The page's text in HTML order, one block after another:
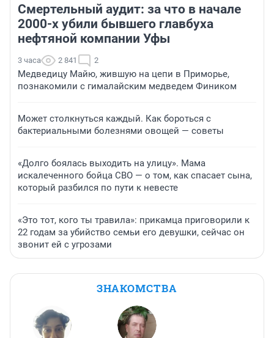
Смертельный аудит: за что в начале
2000-х убили бывшего главбуха
нефтяной компании Уфы
3 часа 2 841 2
Медведицу Майю, жившую на цепи в Приморье,
познакомили с гималайским медведем Фиником
Может столкнуться каждый. Как бороться с
бактериальными болезнями овощей — советы
«Долго боялась выходить на улицу». Мама
искалеченного бойца СВО — о том, как спасает сына,
который разбился по пути к невесте
«Это тот, кого ты травила»: прикамца приговорили к
22 годам за убийство семьи его девушки, сейчас он
звонит ей с угрозами
ЗНАКОМСТВА